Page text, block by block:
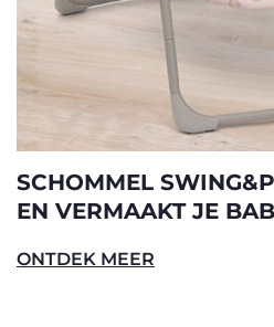
SCHOMMEL
EN VERMAAKT JE
ONTDEK MEER